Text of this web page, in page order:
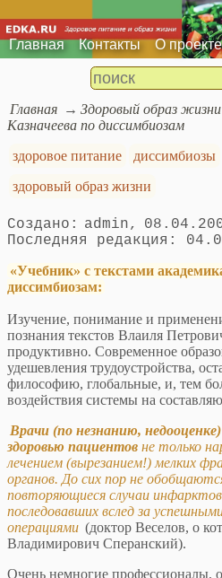
Главная Контакты О проекте
Главная Здоровый образ жизни
Казначеева по диссимбиозам
здоровое питание
диссимбиозы
здоровый образ жизни
admin
«Учебник» с текстами
диссимбиозам:
Изучение, понимание и
познания текстов Влаиля
продуктивно. Современное
удешевления трудоустройства,
философию, глобальные, и, тем
воздействия системы на
Врачи (по незнанию,
здоровью пациентов не только
лечением (вырезанием!) мелких
органов. До сих пор не
повторяющиеся случаи инфарктов
последовавших вслед за
операциями (доктор Веселов, о
Владимирович Сперанский).
Очень немногие профессионалы,